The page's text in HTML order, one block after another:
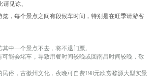
见谅。
，每个景点之间有段候车时间，特别是在旺季请游客
中一个景点不去，将不退门票。
能会堵车，导致用餐时间较晚或回南昌时间较晚，敬
俗，古徽州文化，夜晚可自费198元欣赏婺源大型实景